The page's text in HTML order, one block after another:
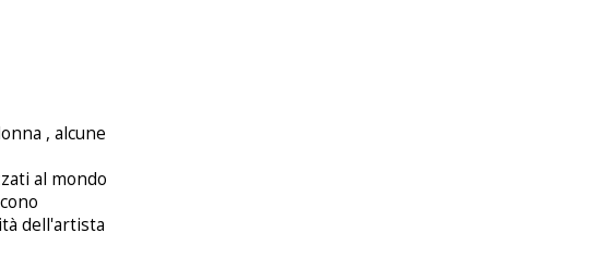
, alcune
al mondo
dell'artista